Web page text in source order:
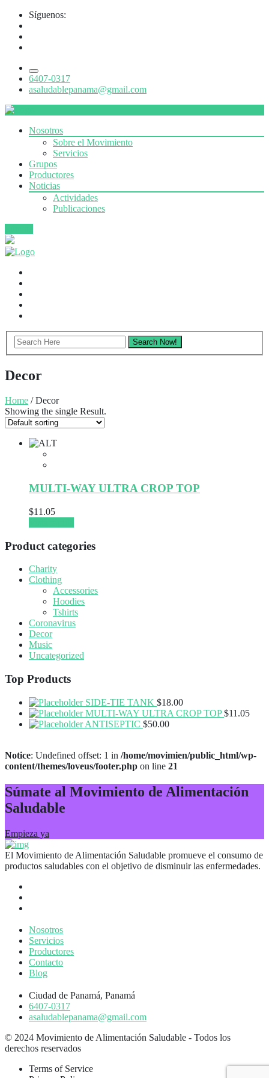
Síguenos:
6407-0317
asaludablepanama@gmail.com
Nosotros
Sobre el Movimiento
Servicios
Grupos
Productores
Noticias
Actividades
Publicaciones
Decor
Home / Decor
Showing the single Result.
MULTI-WAY ULTRA CROP TOP
$11.05
Product categories
Charity
Clothing
Accessories
Hoodies
Tshirts
Coronavirus
Decor
Music
Uncategorized
Top Products
SIDE-TIE TANK $18.00
MULTI-WAY ULTRA CROP TOP $11.05
ANTISEPTIC $50.00
Notice: Undefined offset: 1 in /home/movimien/public_html/wp-
content/themes/loveus/footer.php on line 21
Súmate al Movimiento de Alimentación
Saludable
Empieza ya
El Movimiento de Alimentación Saludable promueve el consumo de
productos saludables con el objetivo de disminuir las enfermedades.
Nosotros
Servicios
Productores
Contacto
Blog
Ciudad de Panamá, Panamá
6407-0317
asaludablepanama@gmail.com
© 2024 Movimiento de Alimentación Saludable - Todos los
derechos reservados
Terms of Service